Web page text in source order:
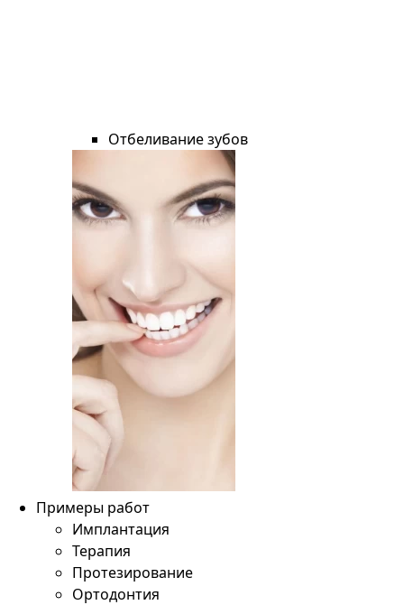
Отбеливание зубов
Примеры работ
Имплантация
Терапия
Протезирование
Ортодонтия